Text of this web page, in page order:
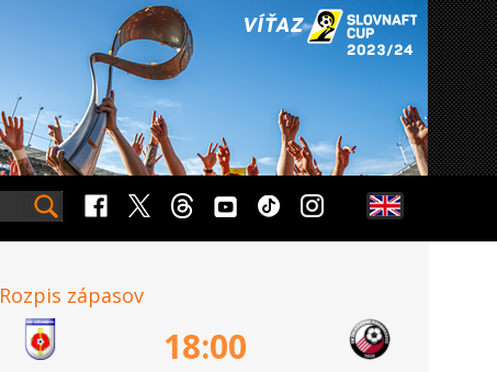
Rozpis zápasov
18:00